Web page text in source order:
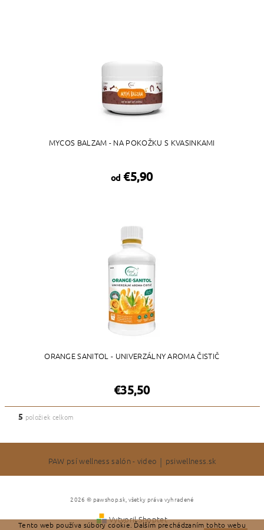
MYCOS BALZAM - NA POKOŽKU S KVASINKAMI
od €5,90
ORANGE SANITOL - UNIVERZÁLNY AROMA ČISTIČ
€35,50
5 položiek celkom
PAW psí wellness salón - video | psiwellness.sk
2026 © pawshop.sk, všetky práva vyhradené
Vytvoril Shoptet
Tento web používa súbory cookie. Ďalším prechádzaním tohto webu